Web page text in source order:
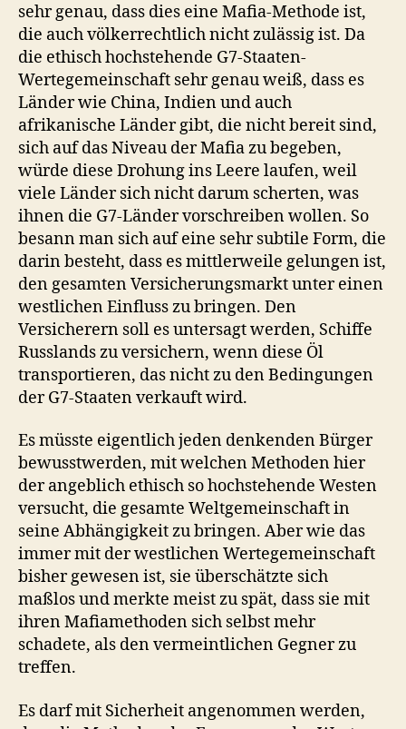
sehr genau, dass dies eine Mafia-Methode ist,
die auch völkerrechtlich nicht zulässig ist. Da
die ethisch hochstehende G7-Staaten-
Wertegemeinschaft sehr genau weiß, dass es
Länder wie China, Indien und auch
afrikanische Länder gibt, die nicht bereit sind,
sich auf das Niveau der Mafia zu begeben,
würde diese Drohung ins Leere laufen, weil
viele Länder sich nicht darum scherten, was
ihnen die G7-Länder vorschreiben wollen. So
besann man sich auf eine sehr subtile Form, die
darin besteht, dass es mittlerweile gelungen ist,
den gesamten Versicherungsmarkt unter einen
westlichen Einfluss zu bringen. Den
Versicherern soll es untersagt werden, Schiffe
Russlands zu versichern, wenn diese Öl
transportieren, das nicht zu den Bedingungen
der G7-Staaten verkauft wird.
Es müsste eigentlich jeden denkenden Bürger
bewusstwerden, mit welchen Methoden hier
der angeblich ethisch so hochstehende Westen
versucht, die gesamte Weltgemeinschaft in
seine Abhängigkeit zu bringen. Aber wie das
immer mit der westlichen Wertegemeinschaft
bisher gewesen ist, sie überschätzte sich
maßlos und merkte meist zu spät, dass sie mit
ihren Mafiamethoden sich selbst mehr
schadete, als den vermeintlichen Gegner zu
treffen.
Es darf mit Sicherheit angenommen werden,